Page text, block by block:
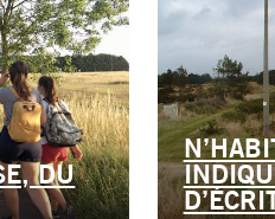
DU